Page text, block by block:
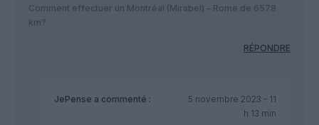
Comment effectuer un Montréal (Mirabel) – Rome de 6578
km?
RÉPONDRE
JePense a commenté :
5 novembre 2023 - 11
h 13 min